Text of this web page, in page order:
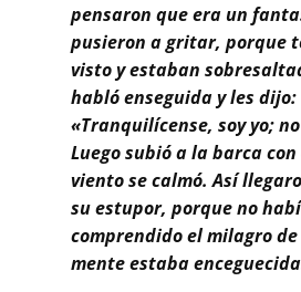
pensaron que era un
pusieron a gritar, porque
visto y estaban
habló enseguida y les dijo:
«Tranquilícense, soy yo;
Luego subió a la barca
viento se calmó. Así
su estupor, porque no
comprendido el milagro
mente estaba